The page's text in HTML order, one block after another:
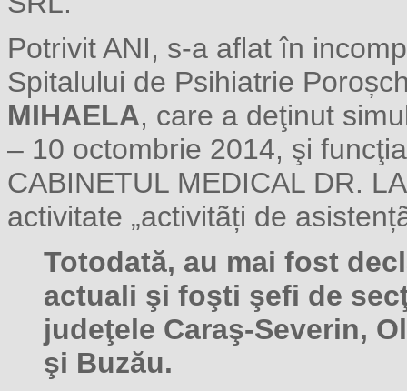
Potrivit ANI, s-a aflat în
Spitalului de Psihiatrie
MIHAELA, care a deţinut
– 10 octombrie 2014, şi
CABINETUL MEDICAL DR.
activitate „activitãți de
Totodată, au mai fost
actuali şi foşti şefi de
judeţele Caraş-Severin,
şi Buzău.